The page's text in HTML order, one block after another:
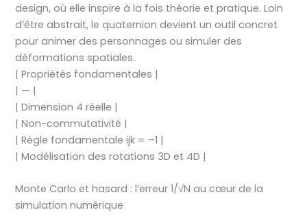
design, où elle inspire à la fois théorie et pratique. Loin
d’être abstrait, le quaternion devient un outil concret
pour animer des personnages ou simuler des
déformations spatiales.
| Propriétés fondamentales |
| — |
| Dimension 4 réelle |
| Non-commutativité |
| Règle fondamentale ijk = –1 |
| Modélisation des rotations 3D et 4D |
Monte Carlo et hasard : l’erreur 1/√N au cœur de la
simulation numérique